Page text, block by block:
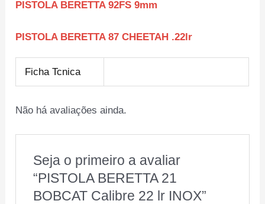
PISTOLA BERETTA 92FS 9mm
PISTOLA BERETTA 87 CHEETAH .22lr
Ficha Tcnica
Não há avaliações ainda.
Seja o primeiro a avaliar
“PISTOLA BERETTA 21
BOBCAT Calibre 22 lr INOX”